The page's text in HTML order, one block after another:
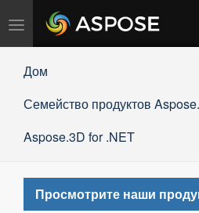
Переключить
навигацию
Дом
Семейство продуктов
Aspose.3D for .NET
Просмотрите наши